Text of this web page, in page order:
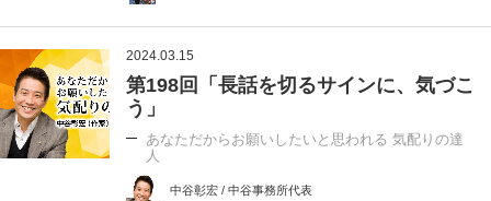
2024.03.15
第198回「長話を切るサインに、気づこ
う」
あなただからお願いしたいと思われる 気配りの達
人
中谷彰宏 / 中谷事務所代表